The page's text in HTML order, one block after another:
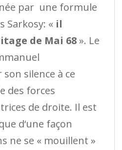
par une formule
Sarkosy: « il
de Mai 68». Le
silence à ce
des forces
de droite. Il est
d‘une façon
ne se « mouillent »